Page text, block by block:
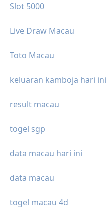
Slot 5000
Live Draw Macau
Toto Macau
keluaran kamboja hari ini
result macau
togel sgp
data macau hari ini
data macau
togel macau 4d